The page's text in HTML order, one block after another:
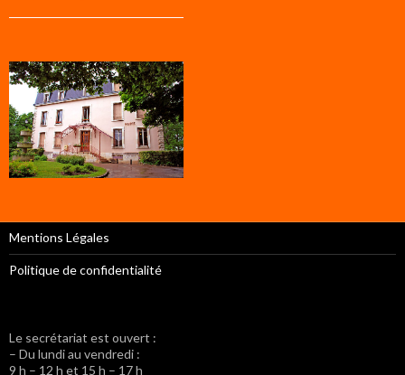
Mentions Légales
Politique de confidentialité
Le secrétariat est ouvert :
– Du lundi au vendredi :
9 h – 12 h et 15 h – 17 h